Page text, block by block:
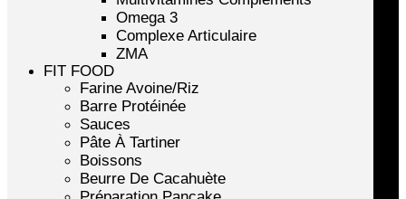
Omega 3
Complexe Articulaire
ZMA
FIT FOOD
Farine Avoine/Riz
Barre Protéinée
Sauces
Pâte À Tartiner
Boissons
Beurre De Cacahuète